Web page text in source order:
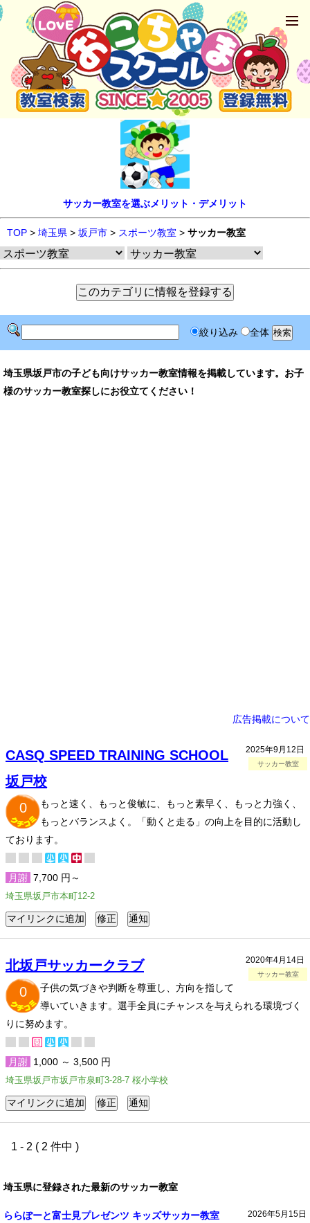
サッカー教室を選ぶメリット・デメリット
TOP > 埼玉県 > 坂戸市 > スポーツ教室 > サッカー教室
絞り込み 全体
埼玉県坂戸市の子ども向けサッカー教室情報を掲載しています。お子
様のサッカー教室探しにお役立てください！
広告掲載について
2025年9月12日
サッカー教室
CASQ SPEED TRAINING SCHOOL
坂戸校
0
もっと速く、もっと俊敏に、もっと素早く、もっと力強く、
もっとバランスよく。「動くと走る」の向上を目的に活動し
ております。
月謝 7,700 円～
埼玉県坂戸市本町12-2
2020年4月14日
サッカー教室
北坂戸サッカークラブ
0
子供の気づきや判断を尊重し、方向を指して
導いていきます。選手全員にチャンスを与えられる環境づく
りに努めます。
月謝 1,000 ～ 3,500 円
埼玉県坂戸市坂戸市泉町3-28-7 桜小学校
1 - 2 ( 2 件中 )
埼玉県に登録された最新のサッカー教室
2026年5月15日
ららぽーと富士見プレゼンツ キッズサッカー教室